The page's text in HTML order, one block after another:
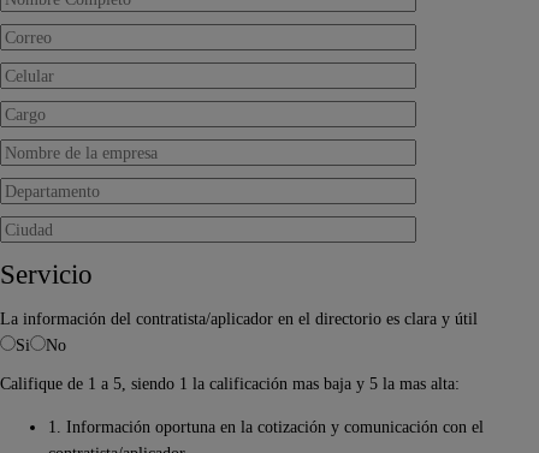
Servicio
La información del contratista/aplicador en el directorio es clara y útil
Si
No
Califique de 1 a 5, siendo 1 la calificación mas baja y 5 la mas alta:
1. Información oportuna en la cotización y comunicación con el